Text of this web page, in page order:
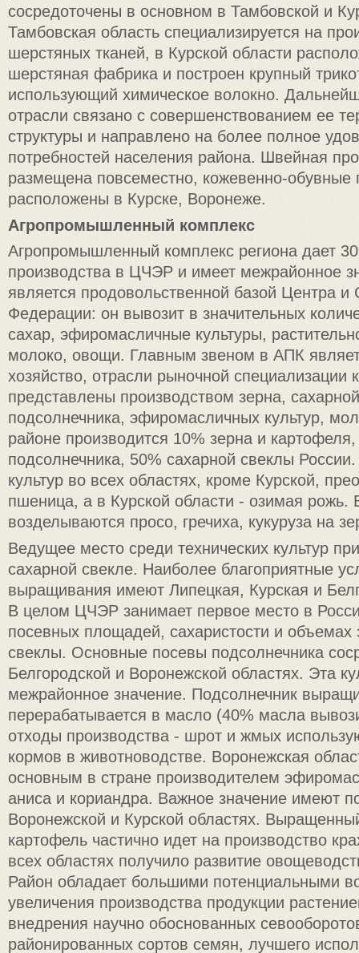
сосредоточены в основном в Тамбовской и
Тамбовская область специализируется на
шерстяных тканей, в Курской области
шерстяная фабрика и построен крупный
использующий химическое волокно.
отрасли связано с совершенствованием ее
структуры и направлено на более полное
потребностей населения района. Швейная
размещена повсеместно, кожевенно-обувные
расположены в Курске, Воронеже.
Агропромышленный комплекс
Агропромышленный комплекс региона дает
производства в ЦЧЭР и имеет межрайонное
является продовольственной базой Центра и
Федерации: он вывозит в значительных
сахар, эфиромасличные культуры,
молоко, овощи. Главным звеном в АПК
хозяйство, отрасли рыночной специализации
представлены производством зерна,
подсолнечника, эфиромасличных культур,
районе производится 10% зерна и
подсолнечника, 50% сахарной свеклы
культур во всех областях, кроме Курской,
пшеница, а в Курской области - озимая рожь.
возделываются просо, гречиха, кукуруза на
Ведущее место среди технических культур
сахарной свекле. Наиболее благоприятные
выращивания имеют Липецкая, Курская и
В целом ЦЧЭР занимает первое место в
посевных площадей, сахаристости и объемах
свеклы. Основные посевы подсолнечника
Белгородской и Воронежской областях. Эта
межрайонное значение. Подсолнечник
перерабатывается в масло (40% масла
отходы производства - шрот и жмых
кормов в животноводстве. Воронежская
основным в стране производителем
аниса и кориандра. Важное значение имеют
Воронежской и Курской областях.
картофель частично идет на производство
всех областях получило развитие
Район обладает большими потенциальными
увеличения производства продукции
внедрения научно обоснованных
районированных сортов семян, лучшего